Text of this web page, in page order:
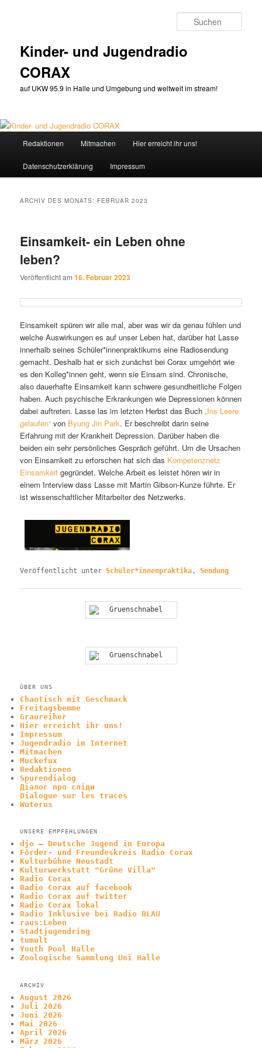
Kinder- und Jugendradio
CORAX
auf UKW 95.9 in Halle und Umgebung und weltweit im stream!
Redaktionen Mitmachen Hier erreicht ihr uns!
Datenschutzerklärung Impressum
ARCHIV DES MONATS: FEBRUAR 2023
Einsamkeit- ein Leben ohne
leben?
Veröffentlicht am16. Februar 2023
Einsamkeit spüren wir alle mal, aber was wir da genau fühlen und
welche Auswirkungen es auf unser Leben hat, darüber hat Lasse
innerhalb seines Schüler*innenpraktikums eine Radiosendung
gemacht. Deshalb hat er sich zunächst bei Corax umgehört wie
es den Kolleg*innen geht, wenn sie Einsam sind. Chronische,
also dauerhafte Einsamkeit kann schwere gesundheitliche Folgen
haben. Auch psychische Erkrankungen wie Depressionen können
dabei auftreten. Lasse las im letzten Herbst das Buch„Ins Leere
gelaufen“ von Byung Jin Park. Er beschreibt darin seine
Erfahrung mit der Krankheit Depression. Darüber haben die
beiden ein sehr persönliches Gespräch geführt. Um die Ursachen
von Einsamkeit zu erforschen hat sich das Kompetenznetz
Einsamkeit gegründet. Welche Arbeit es leistet hören wir in
einem Interview dass Lasse mit Martin Gibson-Kunze führte. Er
ist wissenschaftlicher Mitarbeiter des Netzwerks.
Veröffentlicht unter Schüler*innenpraktika,Sendung
ÜBER UNS
Chaotisch mit Geschmack
Freitagsbemme
Graureiher
Hier erreicht ihr uns!
Impressum
Jugendradio im Internet
Mitmachen
Muckefux
Redaktionen
Spurendialog
Діалог про сліди
Dialogue sur les traces
Wuterus
UNSERE EMPFEHLUNGEN
djo – Deutsche Jugend in Europa
Förder- und Freundeskreis Radio Corax
Kulturbühne Neustadt
Kulturwerkstatt "Grüne Villa"
Radio Corax
Radio Corax auf facebook
Radio Corax auf twitter
Radio Corax lokal
Radio Inklusive bei Radio BLAU
raus:Leben
Stadtjugendring
tumult
Youth Pool Halle
Zoologische Sammlung Uni Halle
ARCHIV
August 2026
Juli 2026
Juni 2026
Mai 2026
April 2026
März 2026